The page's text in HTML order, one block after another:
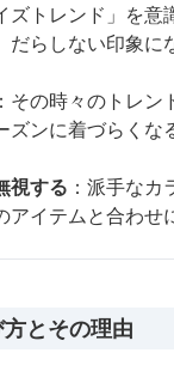
ズトレンド」を意
だらしない印象に
：その時々のトレ
ズンに着づらくな
視する ：派手な
アイテムと合わせ
とその理由